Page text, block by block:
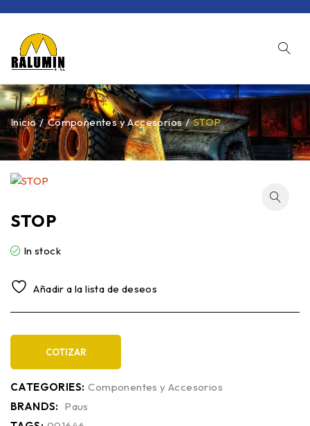
Inicio / Componentes y Accesorios / STOP
STOP
In stock
Añadir a la lista de deseos
COTIZAR
CATEGORIES: Componentes y Accesorios
BRANDS: Paus